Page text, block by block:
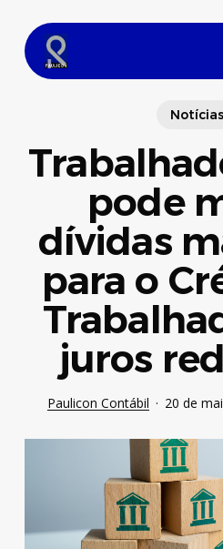
main
content
Notícias
pode
dívidas
para o
juros
Paulicon Contábil 20 de